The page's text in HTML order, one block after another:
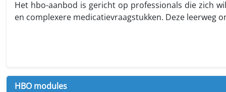
Het hbo-aanbod is gericht op professionals die zich
en complexere medicatievraagstukken. Deze
HBO modules